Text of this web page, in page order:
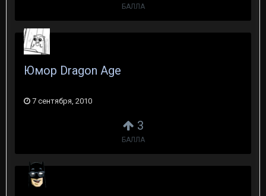
БАЛЛА
3
БАЛЛА
Юмор Dragon Age
7 сентября, 2010